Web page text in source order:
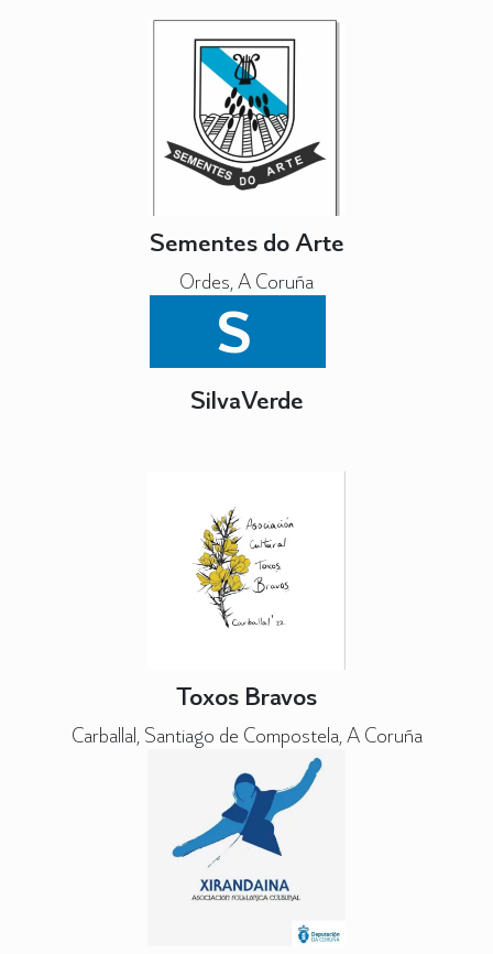
Sementes do Arte
Ordes, A Coruña
S
SilvaVerde
Toxos Bravos
Carballal, Santiago de Compostela, A Coruña